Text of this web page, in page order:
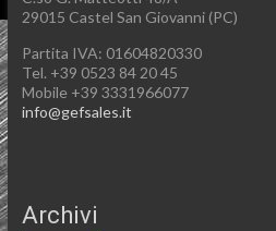
29015 Castel San Giovanni (PC)
Partita IVA: 01604820330
Tel. +39 0523 84 20 45
Mobile +39 3331966077
info@gefsales.it
Archivi